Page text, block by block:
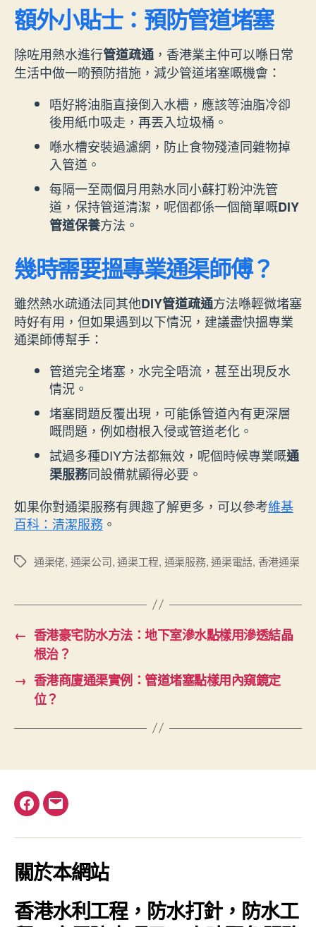
額外小貼士：預防管道堵塞
除咗用熱水進行管道疏通 ，香港業主仲可以喺日常
生活中做一啲預防措施，減少管道堵塞嘅機會：
唔好將油脂直接倒入水槽，應該等油脂冷卻
後用紙巾吸走，再丟入垃圾桶。
喺水槽安裝過濾網，防止食物殘渣同雜物掉
入管道。
每隔一至兩個月用熱水同小蘇打粉沖洗管
道，保持管道清潔，呢個都係一個簡單嘅DIY
管道保養方法。
幾時需要搵專業通渠師傅？
雖然熱水疏通法同其他DIY管道疏通方法喺輕微堵塞
時好有用，但如果遇到以下情況，建議盡快搵專業
通渠師傅幫手：
管道完全堵塞，水完全唔流，甚至出現反水
情況。
堵塞問題反覆出現，可能係管道內有更深層
嘅問題，例如樹根入侵或管道老化。
試過多種DIY方法都無效，呢個時候專業嘅通
渠服務同設備就顯得必要。
如果你對通渠服務有興趣了解更多，可以參考維基
百科：清潔服務 。
Tags通渠佬, 通渠公司,通渠工程, 通渠服務,通渠電話, 香港通渠
← 香港豪宅防水方法：地下室滲水點樣用滲透結晶
根治？
→ 香港商廈通渠實例：管道堵塞點樣用內窺鏡定
位？
Facebook
電
關於本網站
香港水利工程，防水打針，防水工